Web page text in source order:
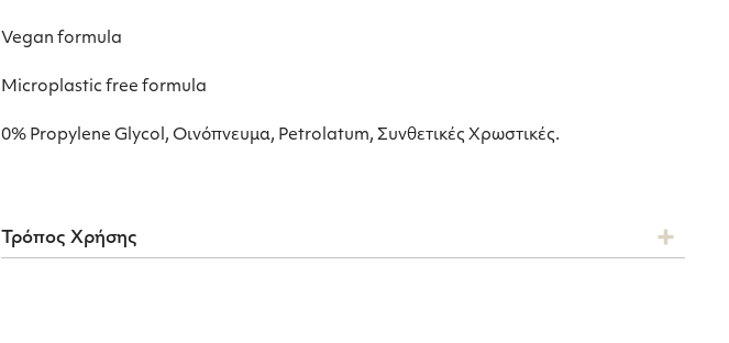
Vegan formula
Microplastic free formula
0% Propylene Glycol, Οινόπνευμα, Petrolatum, Συνθετικές Χρωστικές.
Τρόπος Χρήσης